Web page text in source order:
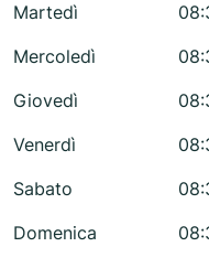
Martedì
Mercoledì
Giovedì
Venerdì
Sabato
Domenica